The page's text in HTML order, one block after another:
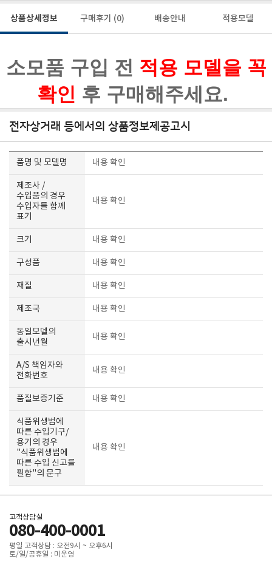
상품상세정보 구매후기 (0) 배송안내 적용모델
소모품 구입 전 적용 모델을 꼭
확인 후 구매해주세요.
전자상거래 등에서의 상품정보제공고시
품명 및 모델명 내용 확인
제조사 /
수입품의 경우
수입자를 함께
표기
내용 확인
크기 내용 확인
구성품 내용 확인
재질 내용 확인
제조국 내용 확인
동일모델의
출시년월
내용 확인
A/S 책임자와
전화번호
내용 확인
품질보증기준 내용 확인
식품위생법에
따른 수입기구/
용기의 경우
"식품위생법에
따른 수입 신고를
필함"의 문구
내용 확인
고객상담실
080-400-0001
평일 고객상담 : 오전9시 ~ 오후6시
토/일/공휴일 : 미운영